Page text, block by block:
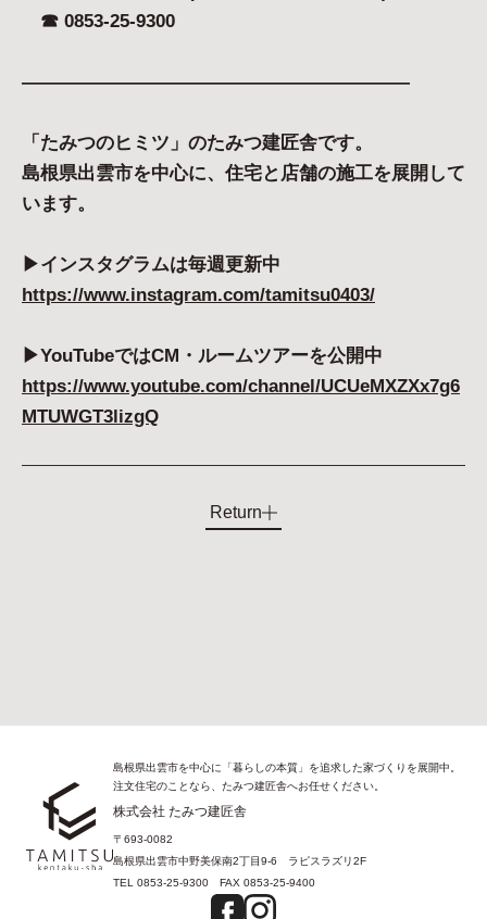
☎︎ 0853-25-9300
—————————————————————
「たみつのヒミツ」のたみつ建匠舎です。
島根県出雲市を中心に、住宅と店舗の施工を展開して
います。
▶︎インスタグラムは毎週更新中
https://www.instagram.com/tamitsu0403/
▶︎YouTubeではCM・ルームツアーを公開中
https://www.youtube.com/channel/UCUeMXZXx7g6
MTUWGT3lizgQ
Return
島根県出雲市を中心に「暮らしの本質」を追求した家づくりを展開中。
注文住宅のことなら、たみつ建匠舎へお任せください。
株式会社 たみつ建匠舎
〒693-0082
島根県出雲市中野美保南2丁目9-6 ラピスラズリ2F
TEL 0853-25-9300 FAX 0853-25-9400